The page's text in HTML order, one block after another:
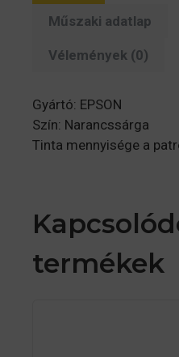
Műszaki adatlap
Vélemények (0)
Gyártó: EPSON
Szín: Narancssárga
Tinta mennyisége a
termékek